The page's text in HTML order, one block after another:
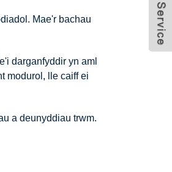
Mae'r bachau
darganfyddir yn aml
modurol, lle caiff ei
a deunyddiau trwm.